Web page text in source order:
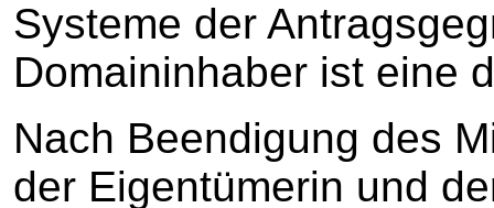
Systeme der
Domaininhaber ist eine
Nach Beendigung des
der Eigentümerin und